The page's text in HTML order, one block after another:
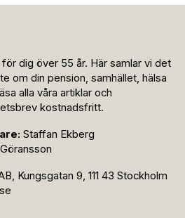
dig över 55 år. Här samlar vi det
om din pension, samhället, hälsa
alla våra artiklar och
kostnadsfritt.
Staffan Ekberg
Kungsgatan 9, 111 43 Stockholm